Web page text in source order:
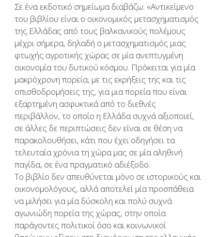
Σε ένα εκδοτικό σημείωμα διαβάζω: «Αντικείμενο
του βιβλίου είναι ο οικονομικός μετασχηματισμός
της Ελλάδας από τους βαλκανικούς πολέμους
μέχρι σήμερα, δηλαδή ο μετασχηματισμός μιας
φτωχής αγροτικής χώρας σε μία ανεπτυγμένη
οικονομία του δυτικού κόσμου. Πρόκειται για μία
μακρόχρονη πορεία, με τις εκρήξεις της και τις
οπισθοδρομήσεις της, για μια πορεία που είναι
εξαρτημένη ασφυκτικά από το διεθνές
περιβάλλον, το οποίο η Ελλάδα συχνά αξιοποιεί,
σε άλλες δε περιπτώσεις δεν είναι σε θέση να
παρακολουθήσει, κάτι που έχει οδηγήσει τα
τελευταία χρόνια τη χώρα μας σε μία αληθινή
παγίδα, σε ένα πραγματικό αδιέξοδο.
Το βιβλίο δεν απευθύνεται μόνο σε ιστορικούς και
οικονομολόγους, αλλά αποτελεί μία προσπάθεια
να μιλήσει για μία δύσκολη και πολύ συχνά
αγωνιώδη πορεία της χώρας, στην οποία
παράγοντες πολιτικοί όσο και κοινωνικοί